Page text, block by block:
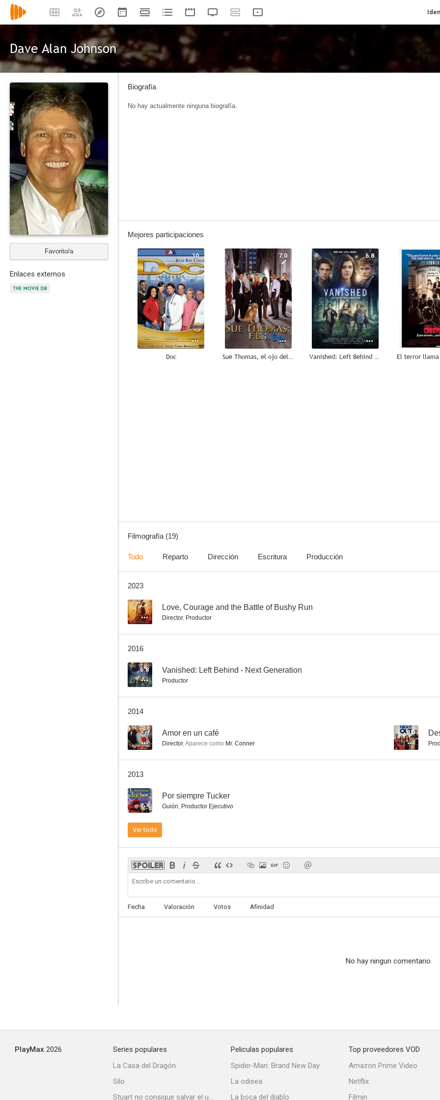
Dave Alan Johnson
Favorito/a
Enlaces externos
Biografía
No hay actualmente ninguna biografía.
Mejores participaciones
10
Doc
7.0
Sue Thomas, el ojo del FBI
6.8
Vanished: Left Behind - Next Generation
Filmografía (19)
Todo Reparto Dirección Escritura Producción
2023
-- Love, Courage and the Battle of Bushy Run
Director, Productor
2016
6.8 Vanished: Left Behind - Next Generation
Productor
2014
-- Amor en un café
Director,Aparece como Mr. Conner
6.0
2013
-- Por siempre Tucker
Guión, Productor Ejecutivo
Ver todo
Fecha Valoración Votos Afinidad
No hay ningun comentario.
PlayMax 2026
Series populares
La Casa del Dragón
Silo
Stuart no consigue salvar el universo
Peliculas populares
Spider-Man: Brand New Day
La odisea
La boca del diablo
Top proveedores VOD
Amazon Prime Video
Netflix
Filmin